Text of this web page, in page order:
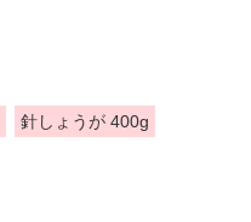
針しょうが 400g